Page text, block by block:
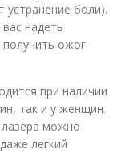
устранение боли).
надеть
ожог
при наличии
так и у женщин.
можно
легкий